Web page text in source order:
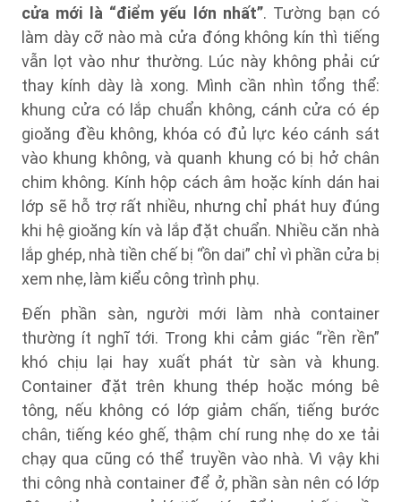
cửa mới là “điểm yếu lớn nhất”. Tường bạn có
làm dày cỡ nào mà cửa đóng không kín thì tiếng
vẫn lọt vào như thường. Lúc này không phải cứ
thay kính dày là xong. Mình cần nhìn tổng thể:
khung cửa có lắp chuẩn không, cánh cửa có ép
gioăng đều không, khóa có đủ lực kéo cánh sát
vào khung không, và quanh khung có bị hở chân
chim không. Kính hộp cách âm hoặc kính dán hai
lớp sẽ hỗ trợ rất nhiều, nhưng chỉ phát huy đúng
khi hệ gioăng kín và lắp đặt chuẩn. Nhiều căn nhà
lắp ghép, nhà tiền chế bị “ồn dai” chỉ vì phần cửa bị
xem nhẹ, làm kiểu công trình phụ.
Đến phần sàn, người mới làm nhà container
thường ít nghĩ tới. Trong khi cảm giác “rền rền”
khó chịu lại hay xuất phát từ sàn và khung.
Container đặt trên khung thép hoặc móng bê
tông, nếu không có lớp giảm chấn, tiếng bước
chân, tiếng kéo ghế, thậm chí rung nhẹ do xe tải
chạy qua cũng có thể truyền vào nhà. Vì vậy khi
thi công nhà container để ở, phần sàn nên có lớp